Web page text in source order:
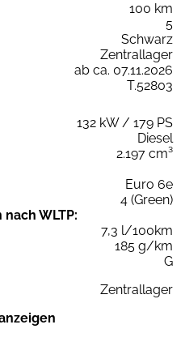
100 km
5
Schwarz
Zentrallager
ab ca. 07.11.2026
T.52803
132 kW / 179 PS
Diesel
2.197 cm³
Euro 6e
4 (Green)
WLTP:
7,3 l/100km
185 g/km
G
Zentrallager